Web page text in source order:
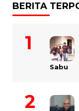
BERITA
Sabu